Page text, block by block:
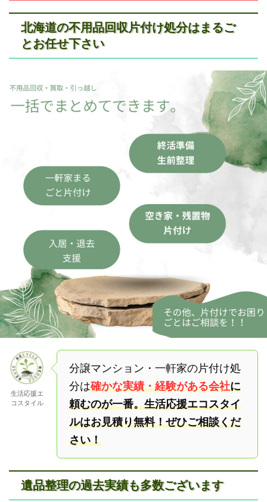
北海道の不用品回収片付け処分はまるご
とお任せ下さい
生活応援エ
コスタイル
分譲マンション・一軒家の片付け処
分は確かな実績・経験がある会社に
頼むのが一番。生活応援エコスタイ
ルはお見積り無料！ぜひご相談くだ
さい！
遺品整理の過去実績も多数ございます